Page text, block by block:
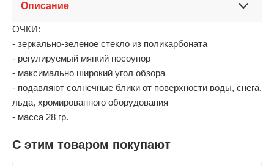
Описание
ОЧКИ:
- зеркально-зеленое стекло из поликарбоната
- регулируемый мягкий носоупор
- максимально широкий угол обзора
- подавляют солнечные блики от поверхности воды, снега,
льда, хромированного оборудования
- масса 28 гр.
С этим товаром покупают